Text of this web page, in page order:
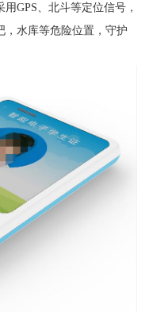
GPS、北斗等定位信号，
，水库等危险位置，守护